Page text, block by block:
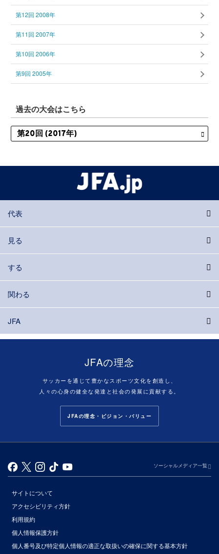
第12回 2008年
第11回 2007年
第10回 2006年
第9回 2005年
過去の大会はこちら
代表
見る
する
関わる
JFA
JFAの理念
サッカーを通じて豊かなスポーツ文化を創造し、
人々の心身の健全な発達と社会の発展に貢献する。
JFAの理念・ビジョン・バリュー
ソーシャルメディア一覧
サイトについて
アクセシビリティ方針
利用規約
個人情報保護方針
個人番号及び特定個人情報の適正な取扱いの確保に関する基本方針